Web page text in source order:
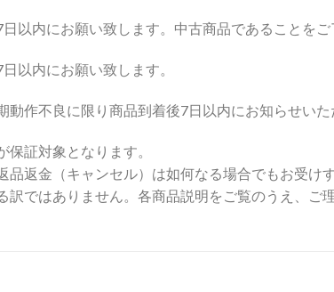
以内にお願い致します。中古商品であることをご
以内にお願い致します。
動作不良に限り商品到着後7日以内にお知らせいた
証対象となります。
品返金（キャンセル）は如何なる場合でもお受け
訳ではありません。各商品説明をご覧のうえ、ご